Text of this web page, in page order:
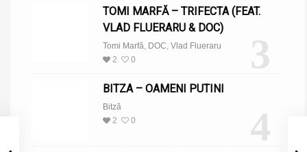
3
TOMI MARFĂ – TRIFECTA (FEAT.
VLAD FLUERARU & DOC)
Tomi Marfă, DOC,Vlad Flueraru
2
0
4
BITZA – OAMENI PUTINI
Bitză
2
0